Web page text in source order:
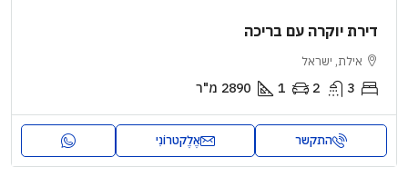
דירת יוקרה עם בריכה
אילת, ישראל
3
2
1
2890 מ"ר
התקשר אֶלֶקטרוֹנִי